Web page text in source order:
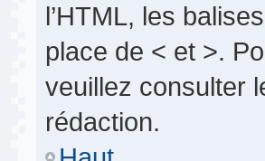
l’HTML, les
place de < et >.
veuillez consulter
rédaction.